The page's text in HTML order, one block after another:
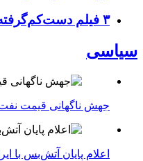
۳ فیلم دست‌کم‌گرفته‌شده اپل تی وی که این آخر هفته باید تماشا کنید
سیاسی
جهش ناگهانی قیمت نفت
اعلام پایان آتش‌بس با